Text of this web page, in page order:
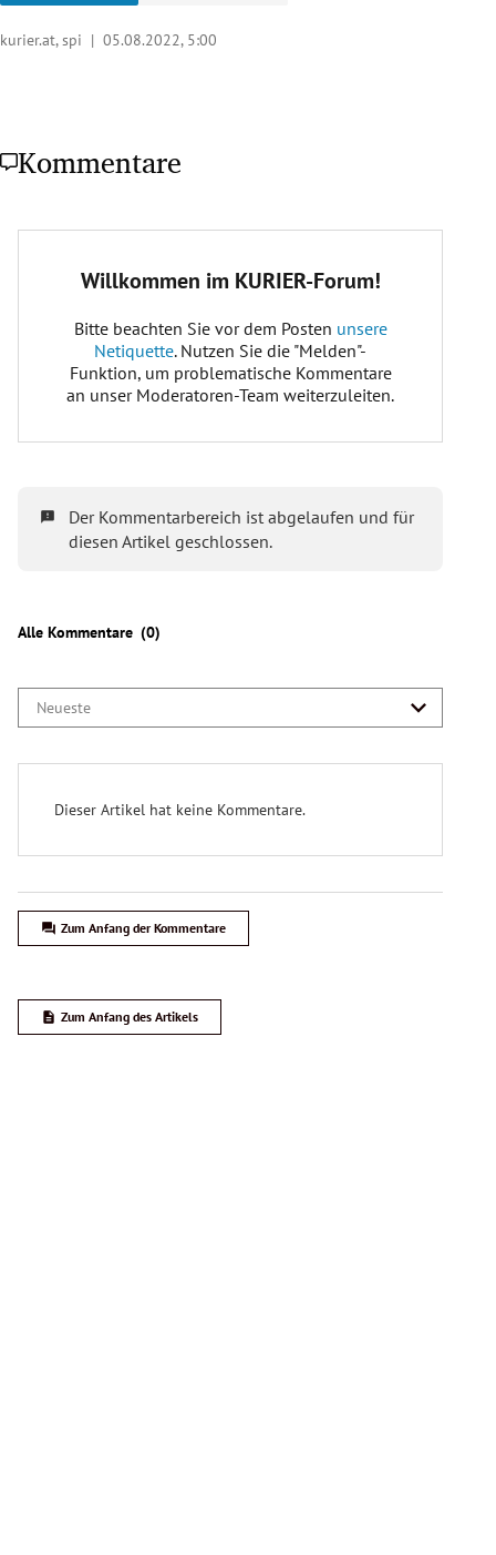
kurier.at, spi | 05.08.2022, 5:00
Kommentare